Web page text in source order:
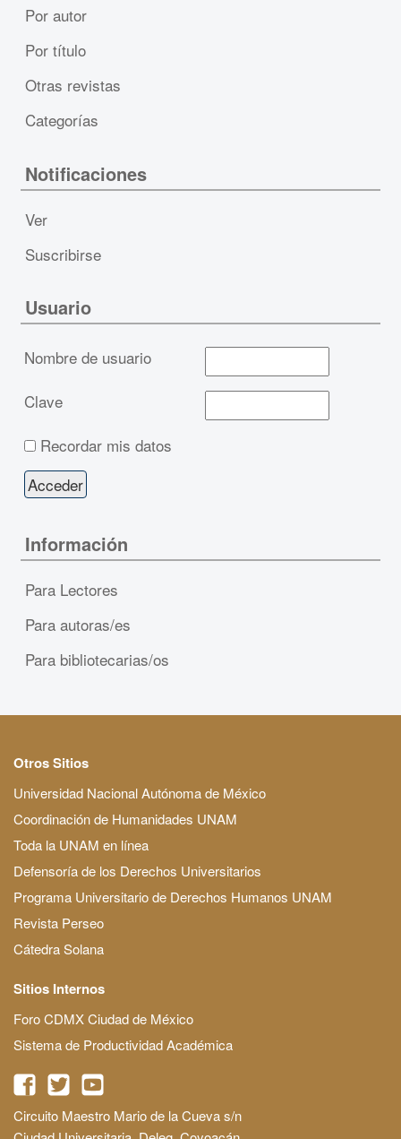
Por autor
Por título
Otras revistas
Categorías
Notificaciones
Ver
Suscribirse
Usuario
Nombre de usuario
Clave
Recordar mis datos
Información
Para Lectores
Para autoras/es
Para bibliotecarias/os
Otros Sitios
Universidad Nacional Autónoma de México
Coordinación de Humanidades UNAM
Toda la UNAM en línea
Defensoría de los Derechos Universitarios
Programa Universitario de Derechos Humanos UNAM
Revista Perseo
Cátedra Solana
Sitios Internos
Foro CDMX Ciudad de México
Sistema de Productividad Académica
Circuito Maestro Mario de la Cueva s/n